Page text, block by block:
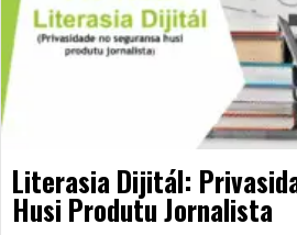
Literasia Dijitál:
Husi Produtu Jornalista